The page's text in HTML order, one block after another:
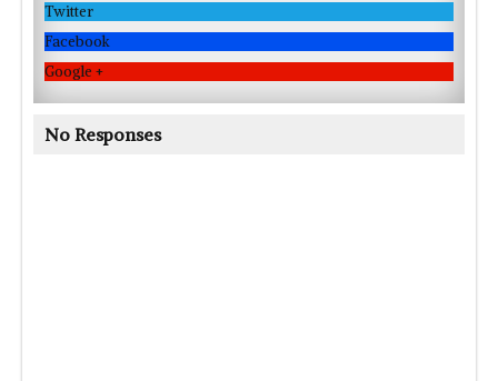
Twitter
Facebook
Google +
No Responses